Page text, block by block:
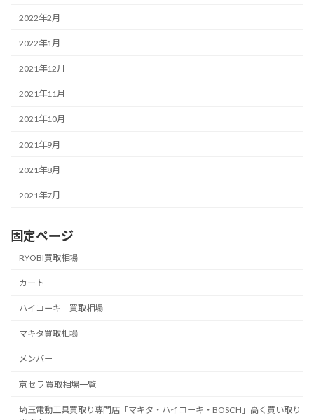
2022年2月
2022年1月
2021年12月
2021年11月
2021年10月
2021年9月
2021年8月
2021年7月
固定ページ
RYOBI買取相場
カート
ハイコーキ 買取相場
マキタ買取相場
メンバー
京セラ 買取相場一覧
埼玉電動工具買取り専門店「マキタ・ハイコーキ・BOSCH」高く買い取り